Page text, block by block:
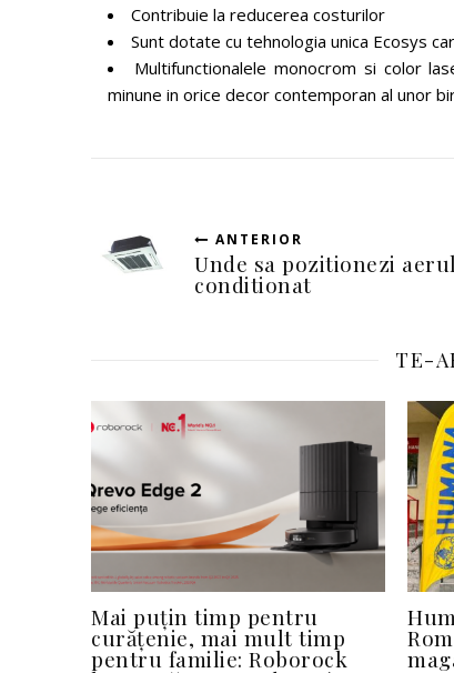
Contribuie la reducerea costurilor
Sunt dotate cu tehnologia unica Ecosys
Multifunctionalele monocrom si color
minune in orice decor contemporan al unor
ANTERIOR
Unde sa pozitionezi aerul
conditionat
TE-
Mai puțin timp pentru
curățenie, mai mult timp
pentru familie: Roborock